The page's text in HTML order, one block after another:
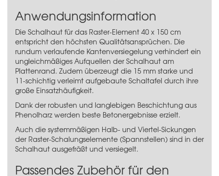
Anwendungsinformation
Die Schalhaut für das Raster-Element 40 x 150 cm
entspricht den höchsten Qualitätsansprüchen. Die
rundum verlaufende Kantenversiegelung verhindert ein
ungleichmäßiges Aufquellen der Schalhaut am
Plattenrand. Zudem überzeugt die 15 mm starke und
11-schichtig verleimt aufgebaute Schaltafel durch ihre
große Einsatzhäufigkeit.
Dank der robusten und langlebigen Beschichtung aus
Phenolharz werden beste Betonergebnisse erzielt.
Auch die systemmäßigen Halb- und Viertel-Sickungen
der Raster-Schalungselemente (Spannstellen) sind in der
Schalhaut ausgefräßt und versiegelt.
Passendes Zubehör für den